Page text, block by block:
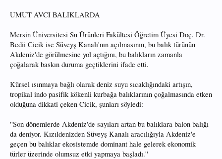
UMUT AVCI BALIKLARDA
Mersin Üniversitesi Su Ürünleri Fakültesi Öğretim Üyesi Doç. Dr.
Bedii Cicik ise Süveyş Kanalı'nın açılmasının, bu balık türünün
Akdeniz'de görülmesine yol açtığını, bu balıkların zamanla
çoğalarak baskın duruma geçtiklerini ifade etti.
Kürsel ısınmaya bağlı olarak deniz suyu sıcaklığındaki artışın,
tropikal indo pasifik kökenli kurbağa balıklarının çoğalmasında etken
olduğuna dikkati çeken Cicik, şunları söyledi:
''Son dönemlerde Akdeniz'de sayıları artan bu balıklara balon balığı
da deniyor. Kızıldenizden Süveyş Kanalı aracılığıyla Akdeniz'e
geçen bu balıklar ekosistemde dominant hale gelerek ekonomik
türler üzerinde olumsuz etki yapmaya başladı.''